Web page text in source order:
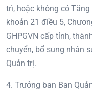
trì, hoặc không có
khoản 21 điều 5,
GHPGVN cấp tỉnh,
chuyển, bổ sung nhân
Quản trị.
4. Trưởng ban Ban